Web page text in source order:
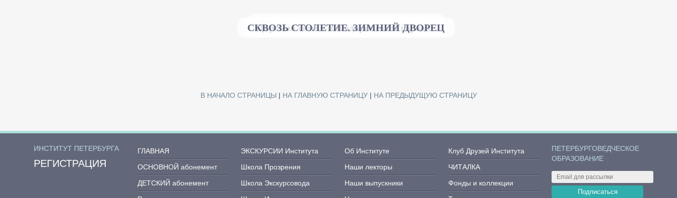
Домовые и лаврские храмы
Учебные заведения
Новая Ладога
Царская семья в Федоровском городке
СКВОЗЬ СТОЛЕТИЕ. ЗИМНИЙ ДВОРЕЦ
В НАЧАЛО СТРАНИЦЫ| НА ГЛАВНУЮ СТРАНИЦУ| НА ПРЕДЫДУЩУЮ СТРАНИЦУ
ИНСТИТУТ ПЕТЕРБУРГА
РЕГИСТРАЦИЯ
ГЛАВНАЯ
ОСНОВНОЙ абонемент
ДЕТСКИЙ абонемент
ЭКСКУРСИИ Института
Школа Прозрения
Школа Экскурсовода
Об Институте
Наши лекторы
Наши выпускники
Клуб Друзей Института
ЧИТАЛКА
Фонды и коллекции
ПЕТЕРБУРГОВЕДЧЕСКОЕ
ОБРАЗОВАНИЕ
Подписаться